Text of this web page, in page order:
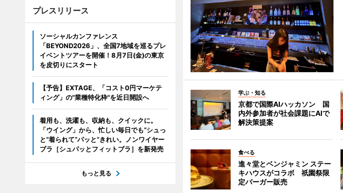
学ぶ・知る
京都で国際AIハッカソン 国
内外参加者が社会課題にAIで
解決策提案
食べる
進々堂とベンジャミン ステー
キハウスがコラボ 祇園祭限
定バーガー販売
プレスリリース
ソーシャルカンファレンス
「BEYOND2026」、全国7地域を巡るプレ
イベントツアーを開催！8月7日(金)の東京
を皮切りにスタート
【予告】EXTAGE、「コスト0円マーケテ
ィング」の"業種特化枠"を近日開設へ
着用も、洗濯も、収納も、クイックに。
「ウイング」から、忙しい毎日でも“シュっ
と”着られて“パッと”きれい。ノンワイヤー
ブラ［シュパッとフィットブラ］を新発売
もっと見る